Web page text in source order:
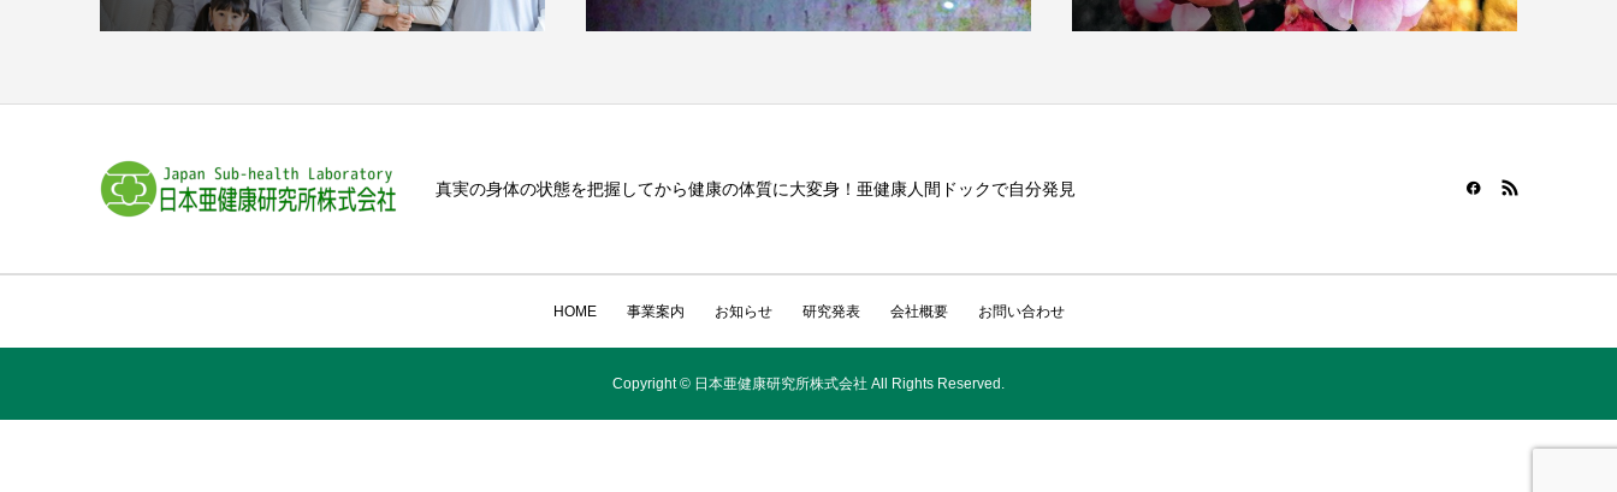
真実の身体の状態を把握してから健康の体質に大変身！亜健康人間ドックで自分発見
HOME 事業案内 お知らせ 研究発表 会社概要 お問い合わせ
Copyright © 日本亜健康研究所株式会社 All Rights Reserved.